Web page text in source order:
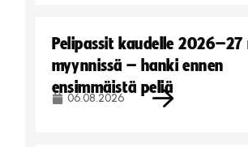
Pelipassit kaudelle
myynnissä – hanki ennen
ensimmäistä peliä
06.08.2026